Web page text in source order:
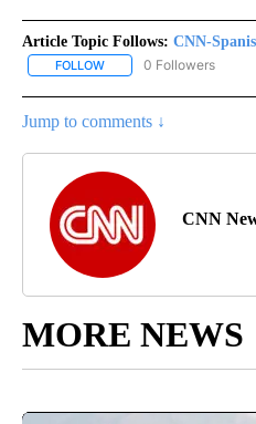
Article Topic Follows: CNN-
FOLLOW FOLLOW "CNN-
0 Followers
Jump to comments ↓
CNN
MORE NEWS